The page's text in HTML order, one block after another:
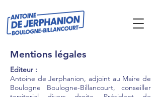
Mentions légales
Editeur :
Antoine de Jerphanion, adjoint au Maire de
Boulogne Boulogne-Billancourt, conseiller